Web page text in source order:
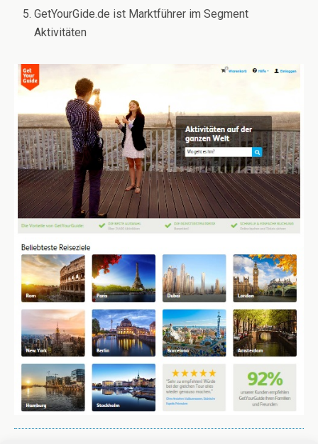
GetYourGide.de ist Marktführer im Segment
Aktivitäten